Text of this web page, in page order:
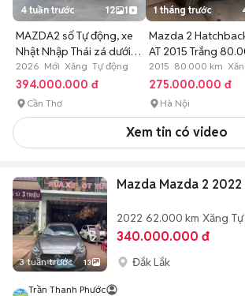
4 tuần trước 12 1
MAZDA2 số Tự động, xe
Nhật Nhập Thái zá dưới
400
2026 Mới Xăng Tự động
394.000.000 đ
Cần Thơ
1 tháng trước
Mazda 2
AT 2015 Trắng
2015 80.000 km
động
275.000.000 đ
Hà Nội
Xem tin có video
3 tuần trước 13
Mazda Mazda 2
2022 62.000 km Xăng
340.000.000 đ
Đắk Lắk
Trần Thanh Phước